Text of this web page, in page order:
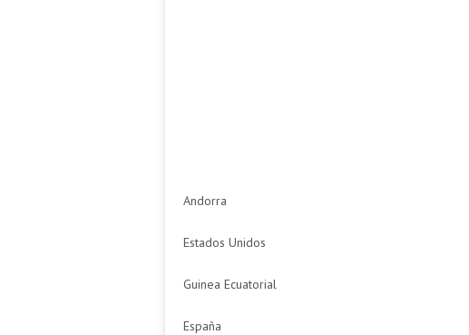
Andorra
Estados Unidos
Guinea Ecuatorial
España